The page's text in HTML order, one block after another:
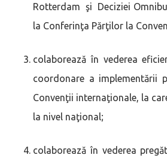
Rotterdam şi Deciziei
la Conferinţa Părţilor la
colaborează în vederea
coordonare a implementării
Convenţii internaţionale, la
la nivel naţional;
colaborează în vederea